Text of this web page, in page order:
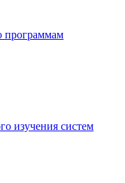
программам
изучения систем